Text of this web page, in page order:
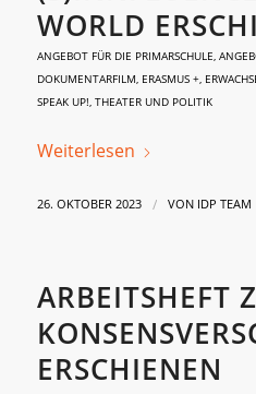
WORLD
ANGEBOT FÜR DIE PRIMARSCHULE
DOKUMENTARFILM ERASMUS +,
SPEAK UP! THEATER UND POLITIK
Weiterlesen
26. OKTOBER 2023 / VON IDP TEAM
ARBEITSHEFT
ERSCHIENEN